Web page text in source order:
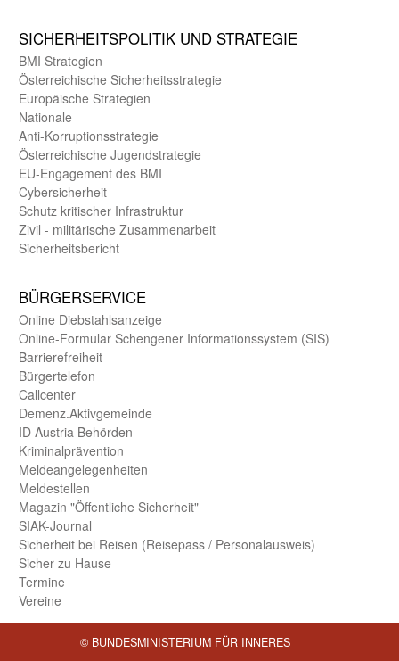
SICHER­HEITS­POLITIK UND STRATEGIE
BMI Strategien
Öster­reichische Sicherheits­strategie
Europäische Strategien
Nationale
Anti-Korruptions­strategie
Öster­reichische Jugend­strategie
EU-Engagement des BMI
Cybersicherheit
Schutz kritischer Infra­struktur
Zivil - militärische Zusammen­arbeit
Sicherheits­bericht
BÜRGER­SERVICE
Online Diebstahls­anzeige
Online-Formular Schengener Informationssystem (SIS)
Barriere­freiheit
Bürger­telefon
Call­center
Demenz.Aktiv­gemeinde
ID Austria Behörden
Kriminal­prävention
Melde­an­ge­le­gen­heiten
Meld­estellen
Magazin "Öffentliche Sicherheit"
SIAK-Journal
Sicherheit bei Reisen (Reise­pass / Personal­ausweis)
Sicher zu Hause
Termine
Vereine
© BUNDESMINISTERIUM FÜR INNERES